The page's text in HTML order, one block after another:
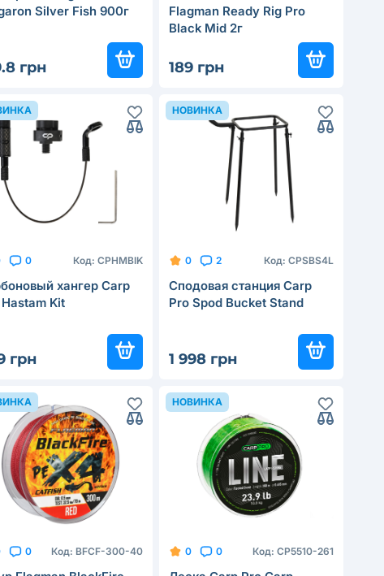
Silver Fish 900г
грн
Flagman Ready Rig Pro
Black Mid 2г
189 грн
0 Код: CPHMBIK
хангер Carp
Kit
грн
НОВИНКА
0 2 Код: CPSBS4L
Сподовая станция Carp
Pro Spod Bucket Stand
1 998 грн
0 Код: BFCF-300-40
НОВИНКА
0 0 Код: CP5510-261